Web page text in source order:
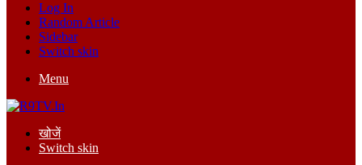
Log In
Random Article
Sidebar
Switch skin
Menu
खोजें
Switch skin